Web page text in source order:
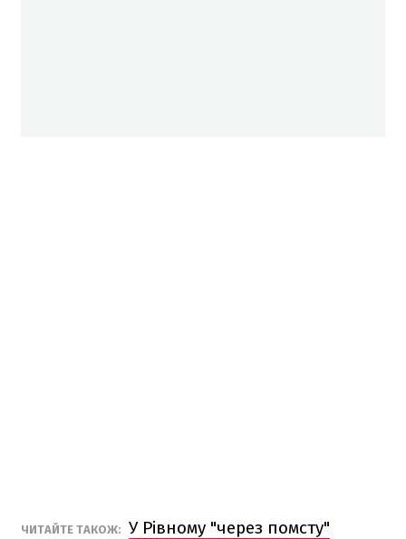
ЧИТАЙТЕ ТАКОЖ: У Рівному "через помсту"